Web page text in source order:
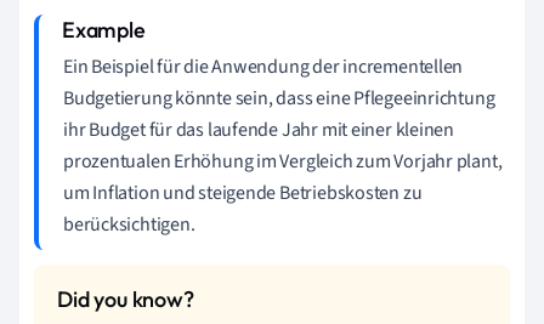
Ein Beispiel für die Anwendung der incrementellen
Budgetierung könnte sein, dass eine Pflegeeinrichtung
ihr Budget für das laufende Jahr mit einer kleinen
prozentualen Erhöhung im Vergleich zum Vorjahr plant,
um Inflation und steigende Betriebskosten zu
berücksichtigen.